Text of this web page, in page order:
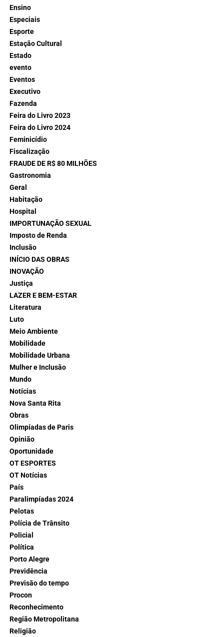
Ensino
Especiais
Esporte
Estação Cultural
Estado
evento
Eventos
Executivo
Fazenda
Feira do Livro 2023
Feira do Livro 2024
Feminicídio
Fiscalização
FRAUDE DE R$ 80 MILHÕES
Gastronomia
Geral
Habitação
Hospital
IMPORTUNAÇÃO SEXUAL
Imposto de Renda
Inclusão
INÍCIO DAS OBRAS
INOVAÇÃO
Justiça
LAZER E BEM-ESTAR
Literatura
Luto
Meio Ambiente
Mobilidade
Mobilidade Urbana
Mulher e Inclusão
Mundo
Notícias
Nova Santa Rita
Obras
Olimpíadas de Paris
Opinião
Oportunidade
OT ESPORTES
OT Notícias
País
Paralimpíadas 2024
Pelotas
Polícia de Trânsito
Policial
Política
Porto Alegre
Previdência
Previsão do tempo
Procon
Reconhecimento
Região Metropolitana
Religião